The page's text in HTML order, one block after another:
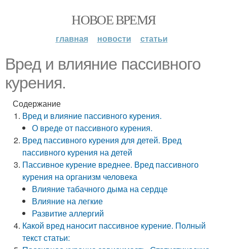
НОВОЕ ВРЕМЯ
главная новости статьи
Вред и влияние пассивного
курения.
Содержание
Вред и влияние пассивного курения.
О вреде от пассивного курения.
Вред пассивного курения для детей. Вред
пассивного курения на детей
Пассивное курение вреднее. Вред пассивного
курения на организм человека
Влияние табачного дыма на сердце
Влияние на легкие
Развитие аллергий
Какой вред наносит пассивное курение. Полный
текст статьи: